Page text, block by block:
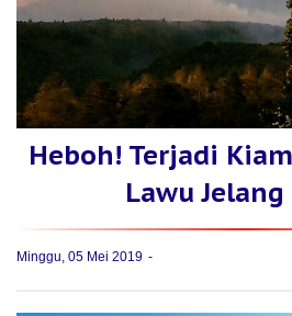
Heboh! Terjadi
Lawu Jelang
Minggu, 05 Mei 2019